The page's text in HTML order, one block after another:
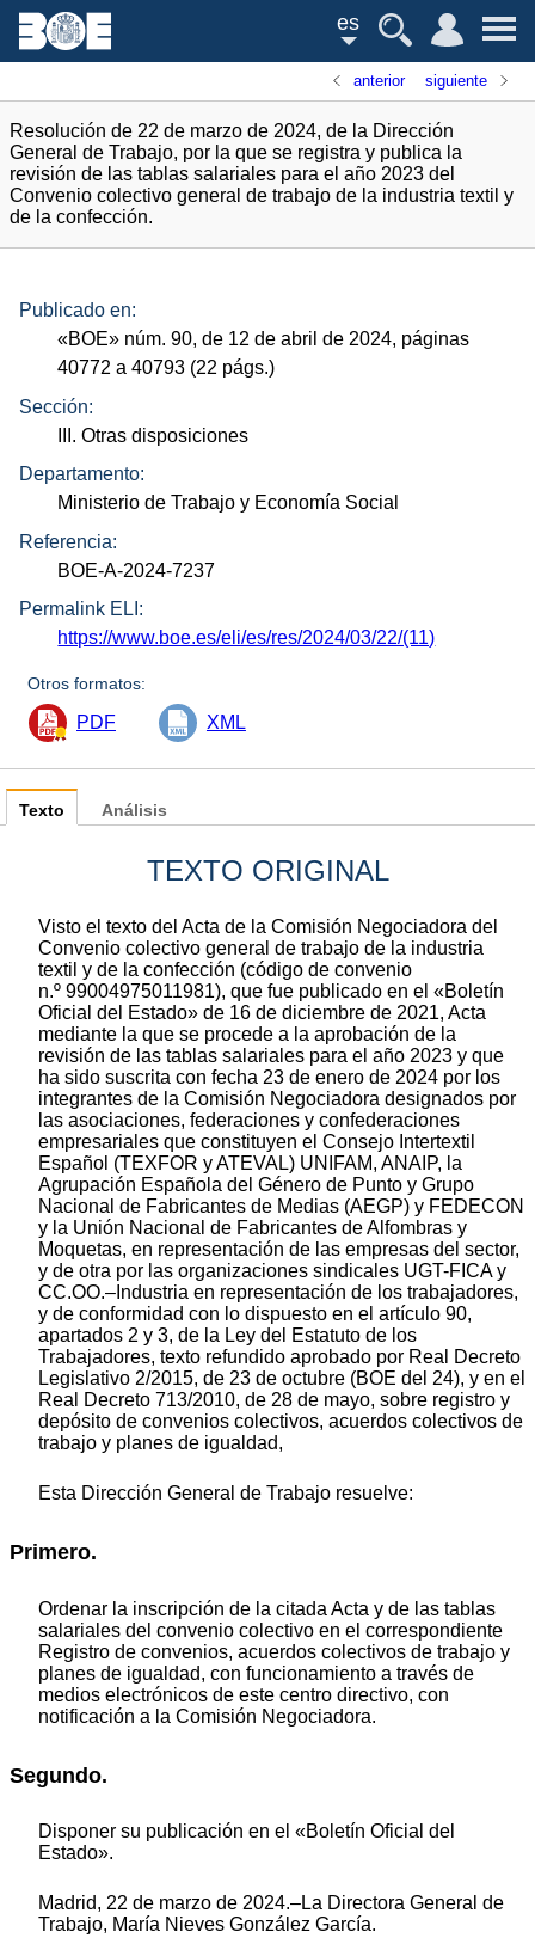
es
anterior siguiente
Resolución de 22 de marzo de 2024, de la Dirección
General de Trabajo, por la que se registra y publica la
revisión de las tablas salariales para el año 2023 del
Convenio colectivo general de trabajo de la industria textil y
de la confección.
Publicado en:
«BOE» núm. 90, de 12 de abril de 2024, páginas
40772 a 40793 (22 págs.)
Sección:
III. Otras disposiciones
Departamento:
Ministerio de Trabajo y Economía Social
Referencia:
BOE-A-2024-7237
Permalink ELI:
https://www.boe.es/eli/es/res/2024/03/22/(11)
Otros formatos:
PDF XML
Texto
TEXTO ORIGINAL
Visto el texto del Acta de la Comisión Negociadora del
Convenio colectivo general de trabajo de la industria
textil y de la confección (código de convenio
n.º 99004975011981), que fue publicado en el «Boletín
Oficial del Estado» de 16 de diciembre de 2021, Acta
mediante la que se procede a la aprobación de la
revisión de las tablas salariales para el año 2023 y que
ha sido suscrita con fecha 23 de enero de 2024 por los
integrantes de la Comisión Negociadora designados por
las asociaciones, federaciones y confederaciones
empresariales que constituyen el Consejo Intertextil
Español (TEXFOR y ATEVAL) UNIFAM, ANAIP, la
Agrupación Española del Género de Punto y Grupo
Nacional de Fabricantes de Medias (AEGP) y FEDECON
y la Unión Nacional de Fabricantes de Alfombras y
Moquetas, en representación de las empresas del sector,
y de otra por las organizaciones sindicales UGT-FICA y
CC.OO.–Industria en representación de los trabajadores,
y de conformidad con lo dispuesto en el artículo 90,
apartados 2 y 3, de la Ley del Estatuto de los
Trabajadores, texto refundido aprobado por Real Decreto
Legislativo 2/2015, de 23 de octubre (BOE del 24), y en el
Real Decreto 713/2010, de 28 de mayo, sobre registro y
depósito de convenios colectivos, acuerdos colectivos de
trabajo y planes de igualdad,
Esta Dirección General de Trabajo resuelve:
Primero.
Ordenar la inscripción de la citada Acta y de las tablas
salariales del convenio colectivo en el correspondiente
Registro de convenios, acuerdos colectivos de trabajo y
planes de igualdad, con funcionamiento a través de
medios electrónicos de este centro directivo, con
notificación a la Comisión Negociadora.
Segundo.
Disponer su publicación en el «Boletín Oficial del
Estado».
Madrid, 22 de marzo de 2024.–La Directora General de
Trabajo, María Nieves González García.
Análisis